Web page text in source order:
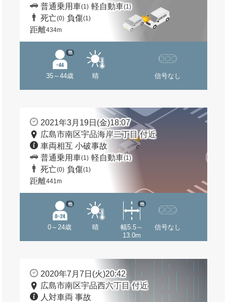
普通乗用車(1) 軽自動車(1)
死亡(0) 負傷(1)
距離434m
35～44歳
他
晴 信号なし
2021年3月19日(金)18:07
広島市南区宇品海岸二丁目 付近
車両相互 小破事故
普通乗用車(1) 軽自動車(1)
死亡(0) 負傷(1)
距離441m
0～24歳
他
晴
幅5.5～
13.0m
他
信号なし
2020年7月7日(火)20:42
広島市南区宇品西六丁目 付近
人対車両 事故